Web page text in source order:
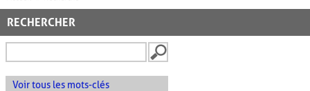
RECHERCHER
Voir tous les mots-clés